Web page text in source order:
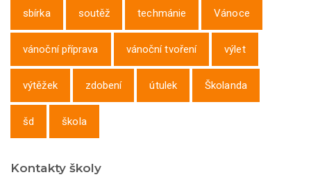
sbírka soutěž techmánie Vánoce
vánoční příprava vánoční tvoření výlet
výtěžek zdobení útulek Školanda
šd škola
Kontakty školy